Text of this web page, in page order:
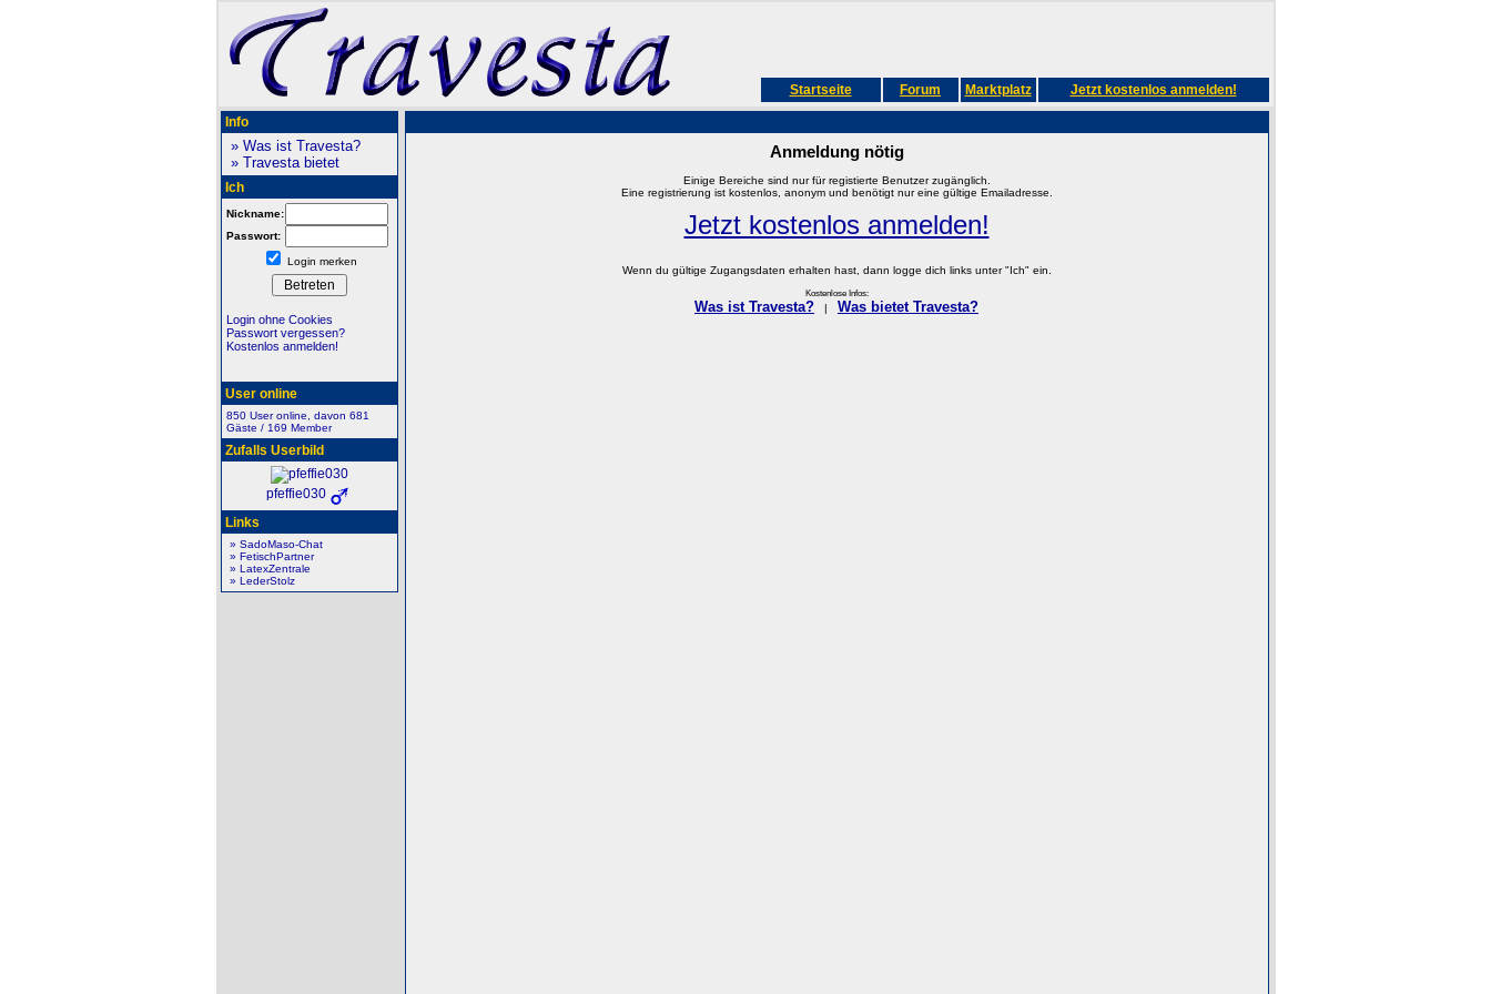
Startseite Forum Marktplatz Jetzt kostenlos anmelden!
Info
» Was ist Travesta?
» Travesta bietet
Ich
Nickname:
Passwort:
Login merken
Login ohne Cookies
Passwort vergessen?
Kostenlos anmelden!
User online
850 User online, davon 681
Gäste / 169 Member
Zufalls Userbild
pfeffie030
Links
» SadoMaso-Chat
» FetischPartner
» LatexZentrale
» LederStolz
Anmeldung nötig
Einige Bereiche sind nur für registierte Benutzer zugänglich.
Eine registrierung ist kostenlos, anonym und benötigt nur eine gültige Emailadresse.
Jetzt kostenlos anmelden!
Wenn du gültige Zugangsdaten erhalten hast, dann logge dich links unter "Ich" ein.
Kostenlose Infos:
Was ist Travesta? Was bietet Travesta?